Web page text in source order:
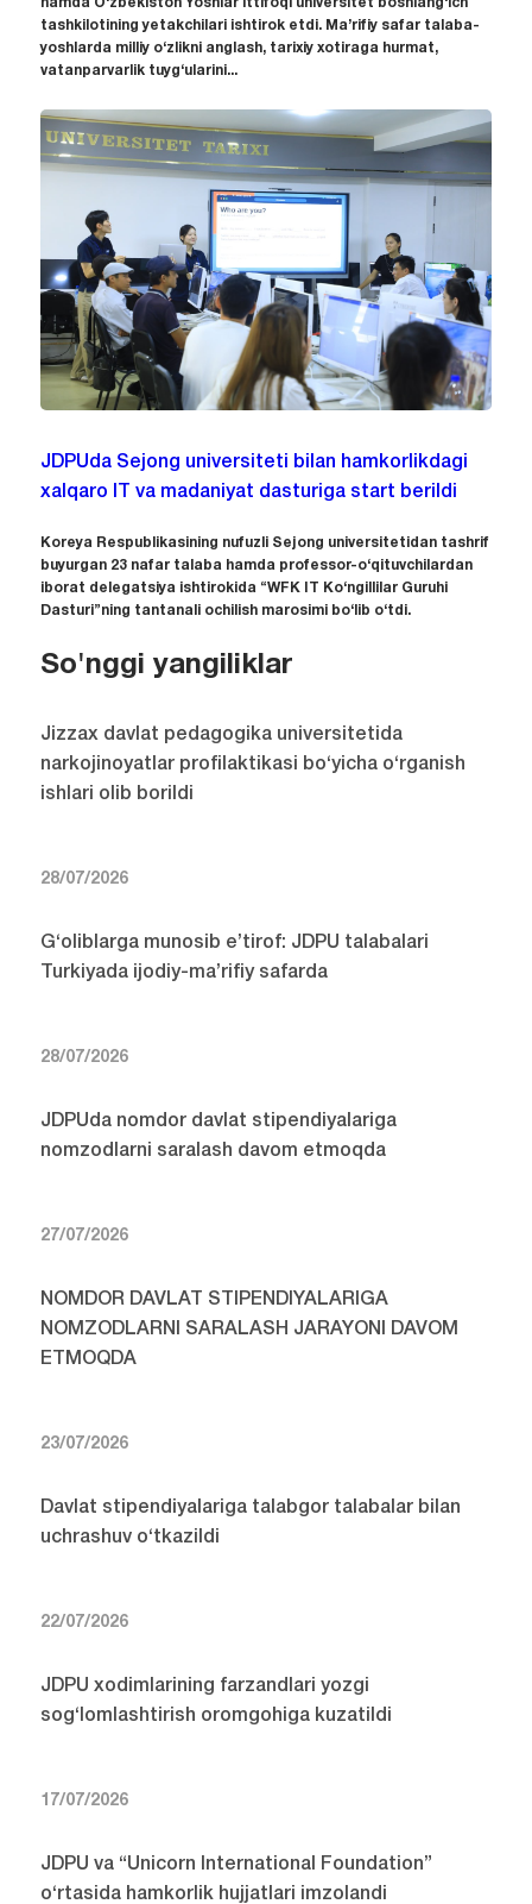
hamda O‘zbekiston Yoshlar ittifoqi universitet boshlang‘ich
tashkilotining yetakchilari ishtirok etdi. Ma’rifiy safar talaba-
yoshlarda milliy o‘zlikni anglash, tarixiy xotiraga hurmat,
vatanparvarlik tuyg‘ularini...
JDPUda Sejong universiteti bilan hamkorlikdagi
xalqaro IT va madaniyat dasturiga start berildi
Koreya Respublikasining nufuzli Sejong universitetidan tashrif
buyurgan 23 nafar talaba hamda professor-o‘qituvchilardan
iborat delegatsiya ishtirokida “WFK IT Ko‘ngillilar Guruhi
Dasturi”ning tantanali ochilish marosimi bo‘lib o‘tdi.
So'nggi yangiliklar
Jizzax davlat pedagogika universitetida
narkojinoyatlar profilaktikasi bo‘yicha o‘rganish
ishlari olib borildi
28/07/2026
G‘oliblarga munosib e’tirof: JDPU talabalari
Turkiyada ijodiy-ma’rifiy safarda
28/07/2026
JDPUda nomdor davlat stipendiyalariga
nomzodlarni saralash davom etmoqda
27/07/2026
NOMDOR DAVLAT STIPENDIYALARIGA
NOMZODLARNI SARALASH JARAYONI DAVOM
ETMOQDA
23/07/2026
Davlat stipendiyalariga talabgor talabalar bilan
uchrashuv o‘tkazildi
22/07/2026
JDPU xodimlarining farzandlari yozgi
sog‘lomlashtirish oromgohiga kuzatildi
17/07/2026
JDPU va “Unicorn International Foundation”
o‘rtasida hamkorlik hujjatlari imzolandi